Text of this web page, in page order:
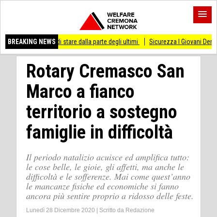
BREAKING NEWS
di stare dalla parte degli ultimi Sicurezza I Giovani Democratici
Rotary Cremasco San
Marco a fianco
territorio a sostegno
famiglie in difficoltà
Il periodo natalizio acuisce ed amplifica tutto:
le cose belle, le gioie, gli affetti, ma anche le
difficoltà e le sofferenze. Mai come quest’anno
le mancanze fisiche ed economiche si fanno
ancora più sentire proprio a ridosso delle feste.
Lunedì 28 Dicembre 2020 Scritto da Redazione